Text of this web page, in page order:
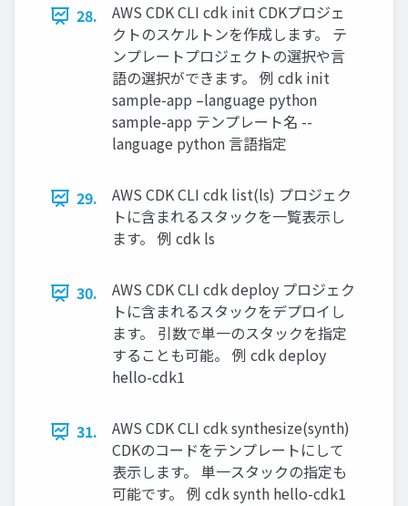
28.
AWS CDK CLI cdk init CDKプロジェ
クトのスケルトンを作成します。 テ
ンプレートプロジェクトの選択や言
語の選択ができます。 例 cdk init
sample-app –language python
sample-app テンプレート名 --
language python 言語指定
29.
AWS CDK CLI cdk list(ls) プロジェク
トに含まれるスタックを一覧表示し
ます。 例 cdk ls
30.
AWS CDK CLI cdk deploy プロジェク
トに含まれるスタックをデプロイし
ます。 引数で単一のスタックを指定
することも可能。 例 cdk deploy
hello-cdk1
31.
AWS CDK CLI cdk synthesize(synth)
CDKのコードをテンプレートにして
表示します。 単一スタックの指定も
可能です。 例 cdk synth hello-cdk1